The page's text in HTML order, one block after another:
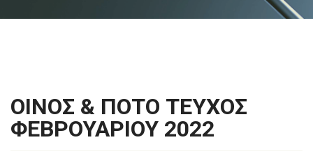
ΟΙΝΟΣ & ΠΟΤΟ ΤΕΥΧΟΣ
ΦΕΒΡΟΥΑΡΙΟΥ 2022